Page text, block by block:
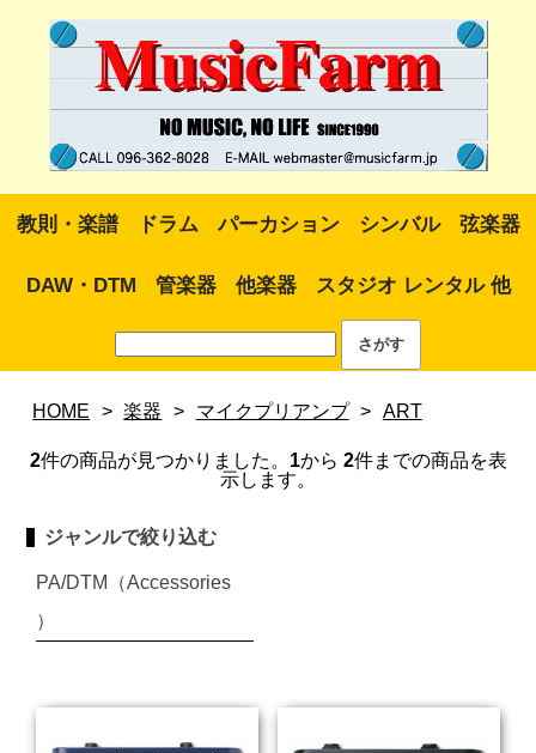
教則・楽譜 ドラム パーカション シンバル 弦楽器
DAW・DTM 管楽器 他楽器 スタジオ レンタル 他
HOME > 楽器 > マイクプリアンプ > ART
2件の商品が見つかりました。 1から 2件までの商品を表
示します。
ジャンルで絞り込む
PA/DTM（Accessories
）